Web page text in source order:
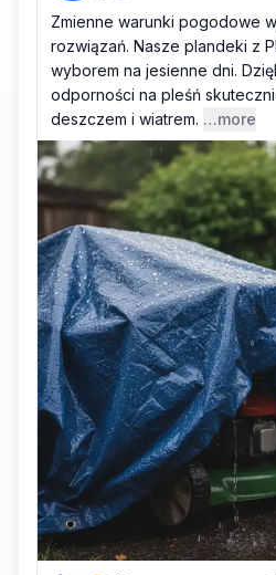
Zmienne warunki pogodowe
rozwiązań. Nasze plandeki z
wyborem na jesienne dni.
odporności na pleśń
deszczem i wiatrem. …more